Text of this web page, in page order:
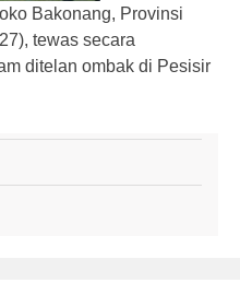
Bakonang, Provinsi
tewas secara
ditelan ombak di Pesisir